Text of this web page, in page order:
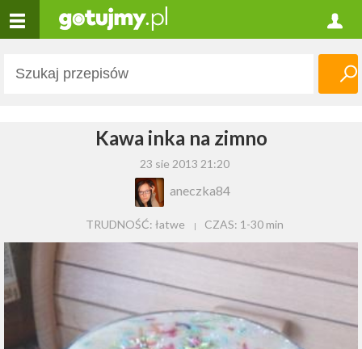
Kawa inka na zimno
23 sie 2013 21:20
aneczka84
TRUDNOŚĆ: łatwe CZAS: 1-30 min